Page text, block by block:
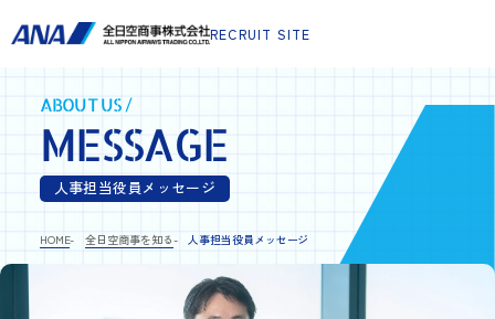
RECRUIT SITE
ABOUT US /
MESSAGE
人事担当役員メッセージ
HOME 全日空商事を知る 人事担当役員メッセージ